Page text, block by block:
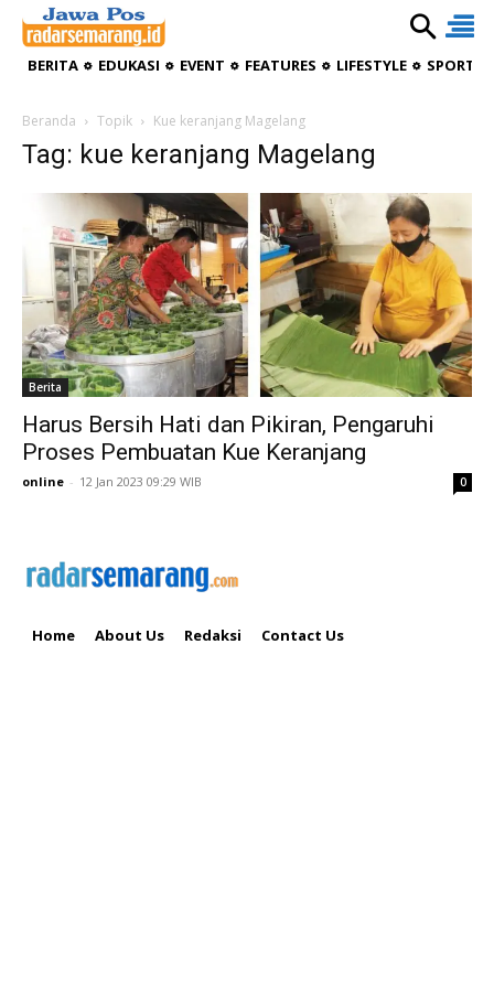
BERITA EDUKASI EVENT FEATURES LIFESTYLE
Beranda Topik Kue keranjang Magelang
Tag: kue keranjang Magelang
Berita
Harus Bersih Hati dan Pikiran, Pengaruhi
Proses Pembuatan Kue Keranjang
online - 12 Jan 2023 09:29 WIB 0
Home About Us Redaksi Contact Us